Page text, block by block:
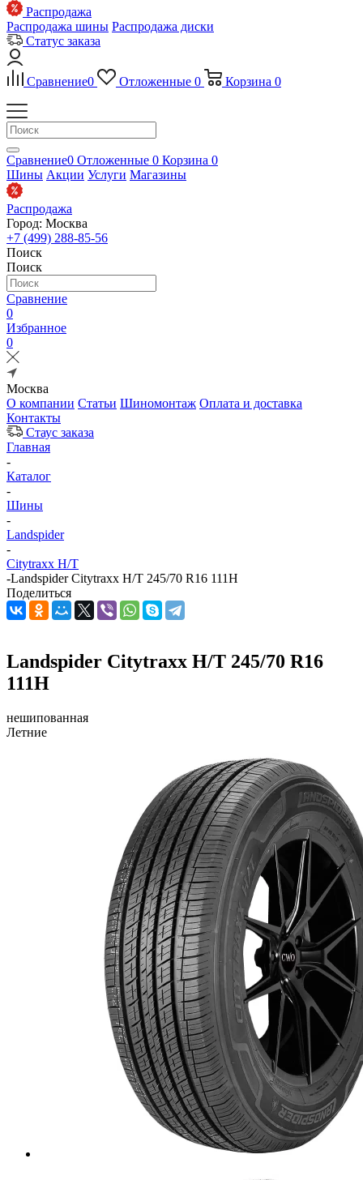
Распродажа
Распродажа шины Распродажа диски
Статус заказа
Сравнение0 Отложенные 0 Корзина 0
Сравнение0 Отложенные 0 Корзина 0
Шины Акции Услуги Магазины
Распродажа
Город: Москва
+7 (499) 288-85-56
Поиск
Поиск
Сравнение
0
Избранное
0
Москва
О компании Статьи Шиномонтаж Оплата и доставка
Контакты
Стаус заказа
Главная
-
Каталог
-
Шины
-
Landspider
-
Citytraxx H/T
-Landspider Citytraxx H/T 245/70 R16 111H
Поделиться
Landspider Citytraxx H/T 245/70 R16
111H
нешипованная
Летние